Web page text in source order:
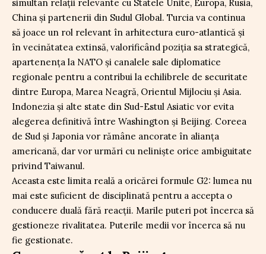
simultan relații relevante cu Statele Unite, Europa, Rusia,
China și partenerii din Sudul Global. Turcia va continua
să joace un rol relevant în arhitectura euro-atlantică și
în vecinătatea extinsă, valorificând poziția sa strategică,
apartenența la NATO și canalele sale diplomatice
regionale pentru a contribui la echilibrele de securitate
dintre Europa, Marea Neagră, Orientul Mijlociu și Asia.
Indonezia și alte state din Sud-Estul Asiatic vor evita
alegerea definitivă între Washington și Beijing. Coreea
de Sud și Japonia vor rămâne ancorate în alianța
americană, dar vor urmări cu neliniște orice ambiguitate
privind Taiwanul.
Aceasta este limita reală a oricărei formule G2: lumea nu
mai este suficient de disciplinată pentru a accepta o
conducere duală fără reacții. Marile puteri pot încerca să
gestioneze rivalitatea. Puterile medii vor încerca să nu
fie gestionate.